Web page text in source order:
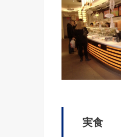
実食